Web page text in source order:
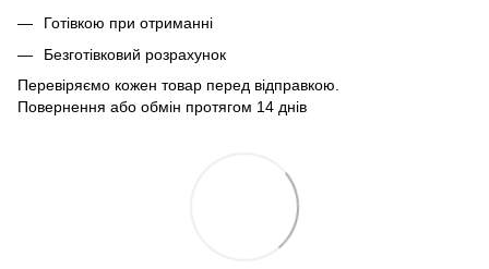
Готівкою при отриманні
Безготівковий розрахунок
Перевіряємо кожен товар перед відправкою.
Повернення або обмін протягом 14 днів